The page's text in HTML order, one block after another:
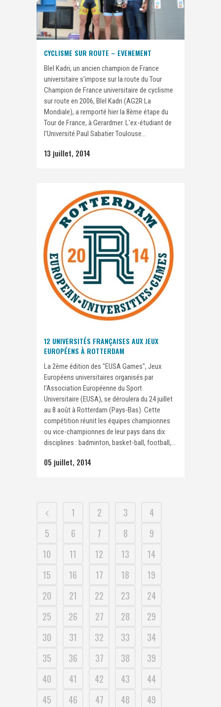
CYCLISME SUR ROUTE – EVENEMENT
Blel Kadri, un ancien champion de France
universitaire s'impose sur la route du Tour
Champion de France universitaire de cyclisme
sur route en 2006, Blel Kadri (AG2R La
Mondiale), a remporté hier la 8ème étape du
Tour de France, à Gerardmer. L'ex-étudiant de
l'Université Paul Sabatier Toulouse...
13 juillet, 2014
12 UNIVERSITÉS FRANÇAISES AUX JEUX
EUROPÉENS À ROTTERDAM
La 2ème édition des "EUSA Games", Jeux
Européens universitaires organisés par
l'Association Européenne du Sport
Universitaire (EUSA), se déroulera du 24 juillet
au 8 août à Rotterdam (Pays-Bas). Cette
compétition réunit les équipes championnes
ou vice-championnes de leur pays dans dix
disciplines : badminton, basket-ball, football,...
05 juillet, 2014
1 2 3
4
5
6 7 8
9
10
11 12 13
14
15
16 17 18
19
20
21 22 23
24
25
26 27 28
29
30
31 32 33
34
35
36 37 38
39
40
41 42 43
44
45
46 47 48
49